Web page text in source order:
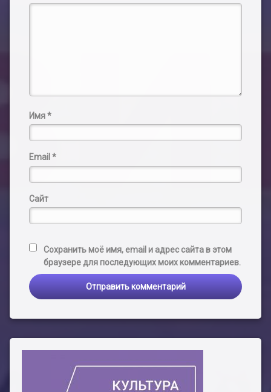
Имя*
Email *
Сайт
Сохранить моё имя, email и адрес сайта в этом
браузере для последующих моих комментариев.